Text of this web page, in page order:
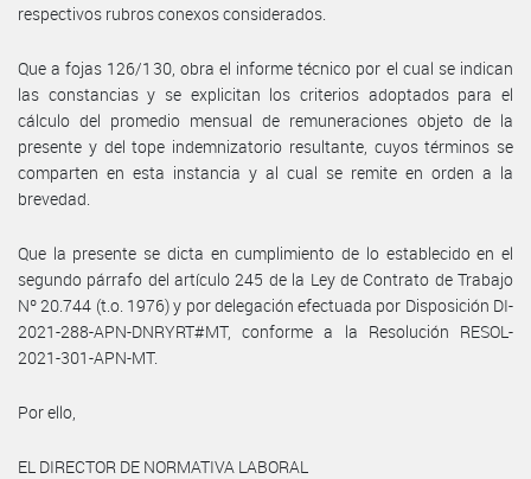
respectivos rubros conexos considerados.
Que a fojas 126/130, obra el informe técnico por el cual se indican
las constancias y se explicitan los criterios adoptados para el
cálculo del promedio mensual de remuneraciones objeto de la
presente y del tope indemnizatorio resultante, cuyos términos se
comparten en esta instancia y al cual se remite en orden a la
brevedad.
Que la presente se dicta en cumplimiento de lo establecido en el
segundo párrafo del artículo 245 de la Ley de Contrato de Trabajo
Nº 20.744 (t.o. 1976) y por delegación efectuada por Disposición DI-
2021-288-APN-DNRYRT#MT, conforme a la Resolución RESOL-
2021-301-APN-MT.
Por ello,
EL DIRECTOR DE NORMATIVA LABORAL